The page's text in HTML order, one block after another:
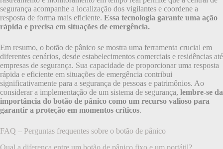
segurança acompanhe a localização dos vigilantes e coordene a
resposta de forma mais eficiente. Essa tecnologia garante uma ação
rápida e precisa em situações de emergência.
Em resumo, o botão de pânico se mostra uma ferramenta crucial em
diferentes cenários, desde estabelecimentos comerciais e residências até
empresas de segurança. Sua capacidade de proporcionar uma resposta
rápida e eficiente em situações de emergência contribui
significativamente para a segurança de pessoas e patrimônios. Ao
considerar a implementação de um sistema de segurança, lembre-se da
importância do botão de pânico como um recurso valioso para
garantir a proteção em momentos críticos.
FAQ – Perguntas frequentes sobre o botão de pânico
Qual a diferença entre um botão de pânico fixo e um portátil?